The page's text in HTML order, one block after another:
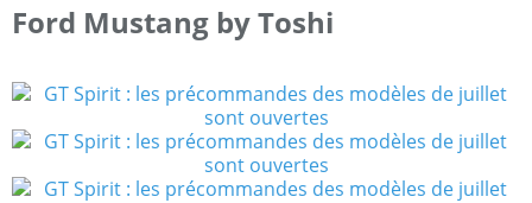
Ford Mustang by Toshi